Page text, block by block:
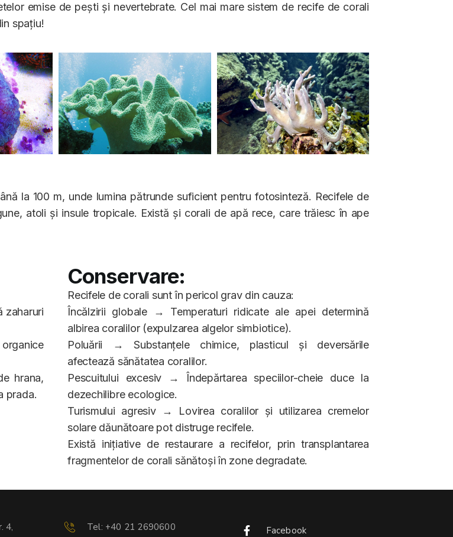
emise de pești și nevertebrate. Cel mai mare sistem de recife de corali
spațiu!
la 100 m, unde lumina pătrunde suficient pentru fotosinteză. Recifele de
atoli și insule tropicale. Există și corali de apă rece, care trăiesc în ape
zaharuri
hrana,
prada.
Conservare:
Recifele de corali sunt în pericol grav din cauza:
Încălzirii globale → Temperaturi ridicate ale apei determină
albirea coralilor (expulzarea algelor simbiotice).
Poluării → Substanțele chimice, plasticul și deversările
afectează sănătatea coralilor.
Pescuitului excesiv → Îndepărtarea speciilor-cheie duce la
dezechilibre ecologice.
Turismului agresiv → Lovirea coralilor și utilizarea cremelor
solare dăunătoare pot distruge recifele.
Există inițiative de restaurare a recifelor, prin transplantarea
fragmentelor de corali sănătoși în zone degradate.
4,
Tel: +40 21 2690600
Facebook